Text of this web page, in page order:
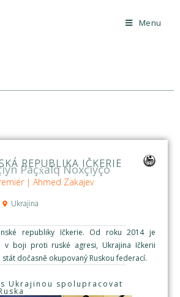
Menu
REPUBLIKA IČKERIE
Paçẋalq Noxçiyçö
| Ahmed Zakajev
Ukrajina
republiky Ičkerie. Od roku 2014 je
v boji proti ruské agresi, Ukrajina Ičkerii
dočasně okupovaný Ruskou federací.
s Ukrajinou spolupracovat